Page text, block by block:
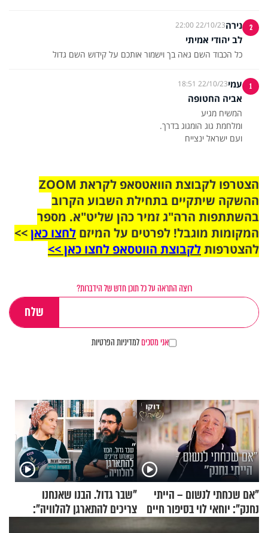
2 נירה22/10/23 22:00
לב יהודי אמיתי
כל הכבוד השם גאה בך וישמור אותכם על קידוש השם גדול
1 עמי22/10/23 18:51
אביה החטופה
ועם ישראל ינצייח
הצטרפו לקבוצת הוואטסאפ לקראת ZOOM
ההשקה שיתקיים בתחילת השבוע הקרוב
בהשתתפות הרה"ג זמיר כהן שליט"א. מספר
המקומות מוגבל! לפרטים על המיזם לחצו כאן>>
להצטרפותלקבוצת הווטסאפ לחצו כאן >>
רוצה התראה על כל תוכן חדש של הידברות?
אני מסכיםלמדיניות הפרטיות
"אם שכחתי לנשום – הייתי
נחנק": יוחאי לוי בסיפור חיים
"שבר גדול. הבנו שאנחנו
צריכים להתארגן להלוויה":
זוגיות במבחן, הפעם עם מרים